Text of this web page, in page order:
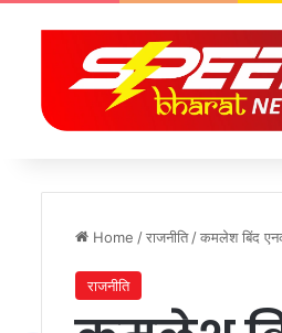
Home /राजनीति /कमलेश बिंद
राजनीति